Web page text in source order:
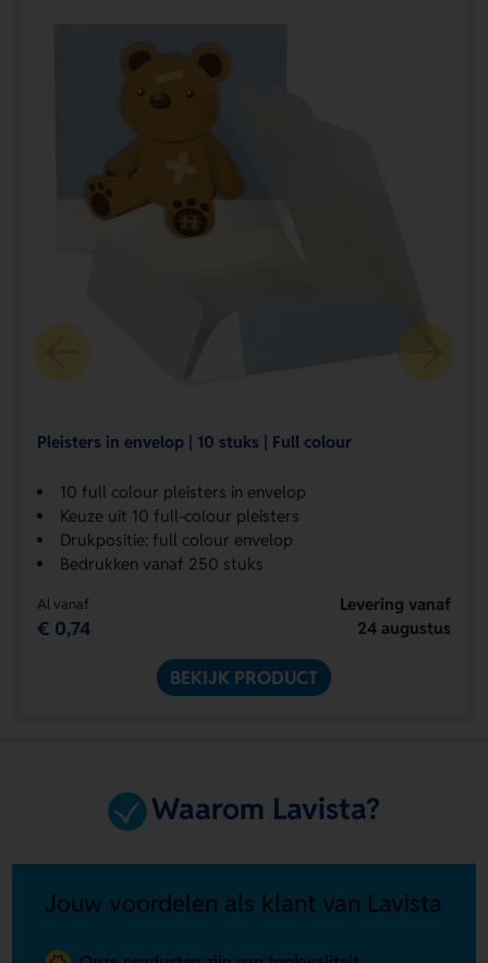
Pleisters in envelop | 10 stuks | Full colour
10 full colour pleisters in envelop
Keuze uit 10 full-colour pleisters
Drukpositie: full colour envelop
Bedrukken vanaf 250 stuks
Al vanaf
€ 0,74
Levering vanaf
24 augustus
BEKIJK PRODUCT
Waarom Lavista?
Jouw voordelen als klant van Lavista